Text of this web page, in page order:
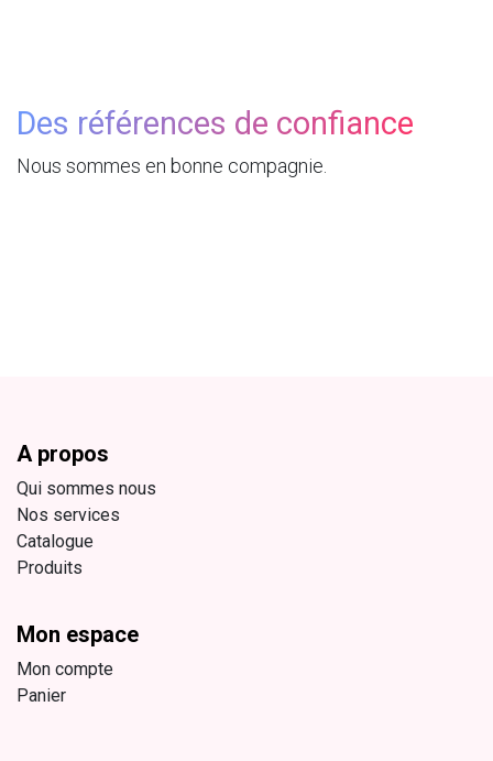
Des références de confiance
Nous sommes en bonne compagnie.
A propos
Qui sommes nous
Nos services
Catalogue
Produits
Mon espace
Mon compte
Panier